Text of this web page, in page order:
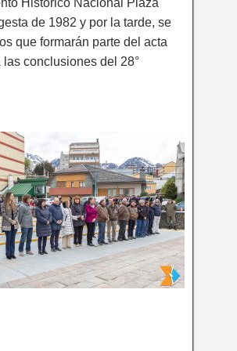
Histórico Nacional Plaza
de 1982 y por la tarde, se
que formarán parte del acta
conclusiones del 28°